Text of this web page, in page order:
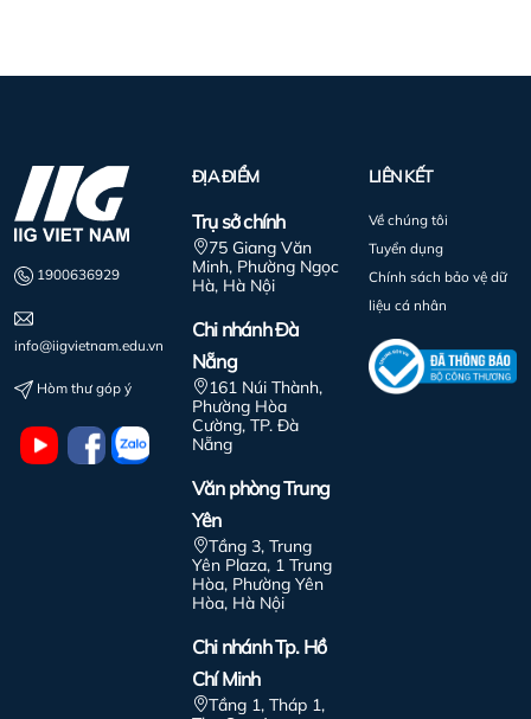
1900636929
info@iigvietnam.edu.vn
Hòm thư góp ý
ĐỊA ĐIỂM
Trụ sở chính
75 Giang Văn
Minh, Phường Ngọc
Hà, Hà Nội
Chi nhánh Đà
Nẵng
161 Núi Thành,
Phường Hòa
Cường, TP. Đà
Nẵng
Văn phòng Trung
Yên
Tầng 3, Trung
Yên Plaza, 1 Trung
Hòa, Phường Yên
Hòa, Hà Nội
Chi nhánh Tp. Hồ
Chí Minh
Tầng 1, Tháp 1,
LIÊN KẾT
Về chúng tôi
Tuyển dụng
Chính sách bảo vệ dữ
liệu cá nhân